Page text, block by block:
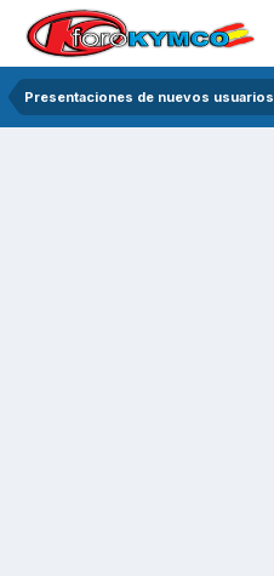
Presentaciones de nuevos usuarios